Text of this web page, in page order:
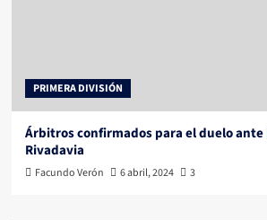
PRIMERA DIVISIÓN
Árbitros confirmados para el duelo
Rivadavia
Facundo Verón 6 abril, 2024 3